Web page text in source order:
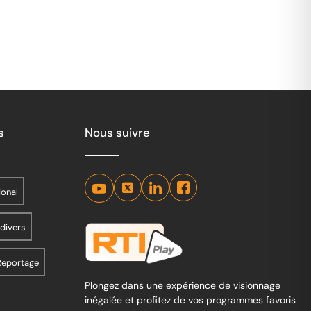
Nous suivre
Plongez dans une expérience de visionnage
inégalée et profitez de vos programmes favoris